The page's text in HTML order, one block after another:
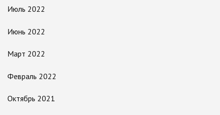
Июль 2022
Июнь 2022
Март 2022
Февраль 2022
Октябрь 2021